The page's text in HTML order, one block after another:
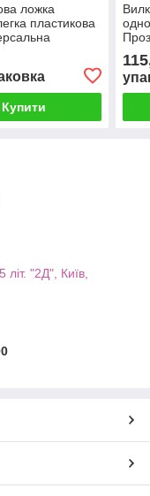
ложка
пластикова
Купити
"2Д", Київ,